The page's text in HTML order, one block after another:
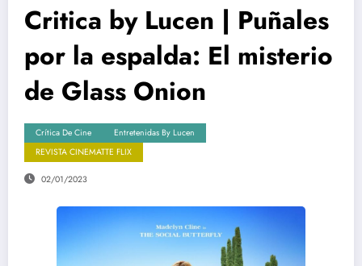
Critica by Lucen | Puñales
por la espalda: El misterio
de Glass Onion
Crítica De Cine
Entretenidas By Lucen
REVISTA CINEMATTE FLIX
02/01/2023